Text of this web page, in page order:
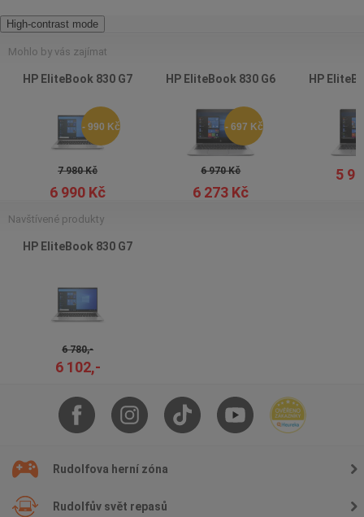
High-contrast mode
Mohlo by vás zajímat
HP EliteBook 830 G7
- 990 Kč
7 980 Kč
6 990 Kč
HP EliteBook 830 G6
- 697 Kč
6 970 Kč
6 273 Kč
HP
5
Navštívené produkty
HP EliteBook 830 G7
6 780,-
6 102,-
Rudolfova herní zóna
Rudolfův svět repasů